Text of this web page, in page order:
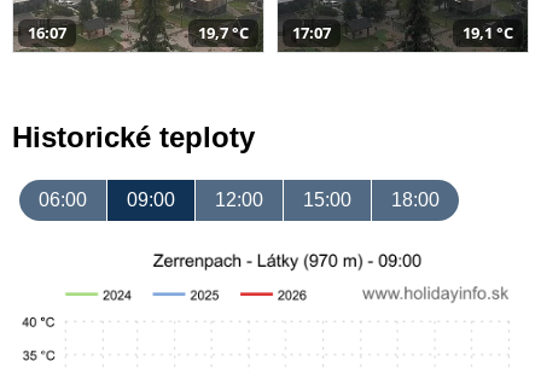
16:07 19,7 °C 17:07 19,1 °C
Historické teploty
06:00 09:00 12:00 15:00 18:00